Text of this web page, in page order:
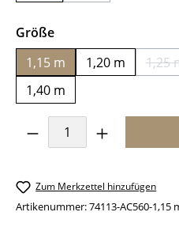
Größeauswählen
1,15 m
1,20 m 1,25
1,40 m
Produkt Anzahl:
Zum Merkzettel hinzufügen
Artikenummer:74113-AC560-1,15